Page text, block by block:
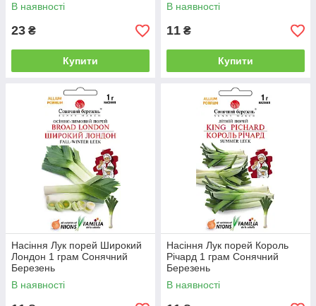
В наявності
23 ₴
Купити
В наявності
11 ₴
Купити
Насіння Лук порей Широкий
Лондон 1 грам Сонячний
Березень
В наявності
Насіння Лук порей Король
Річард 1 грам Сонячний
Березень
В наявності